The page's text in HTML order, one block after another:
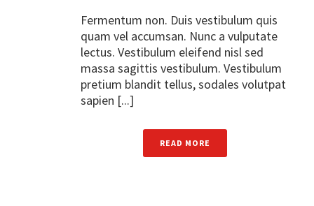
Fermentum non. Duis vestibulum quis
quam vel accumsan. Nunc a vulputate
lectus. Vestibulum eleifend nisl sed
massa sagittis vestibulum. Vestibulum
pretium blandit tellus, sodales volutpat
sapien [...]
READ MORE